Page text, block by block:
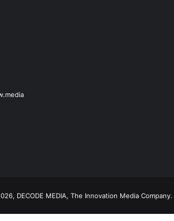
DECODE MEDIA, The Innovation Media Company.